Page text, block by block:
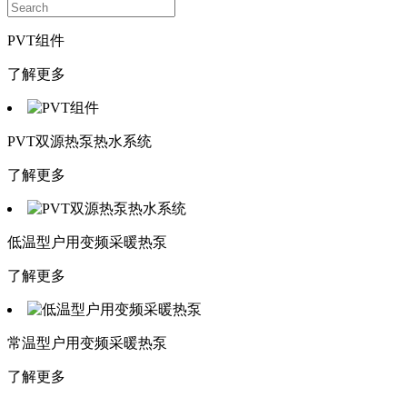
PVT组件
了解更多
PVT双源热泵热水系统
了解更多
低温型户用变频采暖热泵
了解更多
常温型户用变频采暖热泵
了解更多